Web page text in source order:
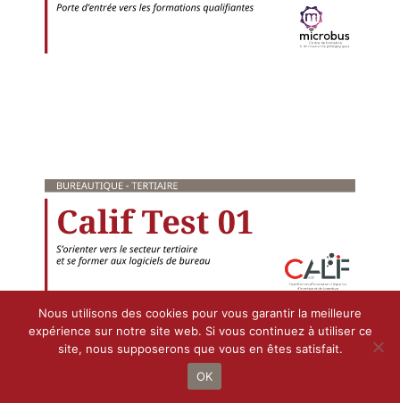
Nous utilisons des cookies pour vous garantir la meilleure
expérience sur notre site web. Si vous continuez à utiliser ce
site, nous supposerons que vous en êtes satisfait.
OK